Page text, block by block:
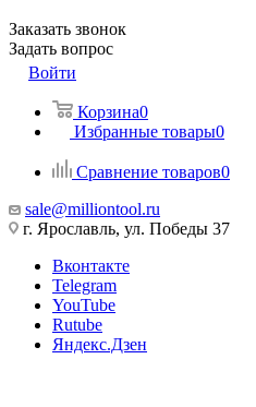
Заказать звонок
Задать вопрос
Войти
Корзина0
Избранные товары0
Сравнение товаров0
sale@milliontool.ru
г. Ярославль, ул. Победы 37
Вконтакте
Telegram
YouTube
Rutube
Яндекс.Дзен